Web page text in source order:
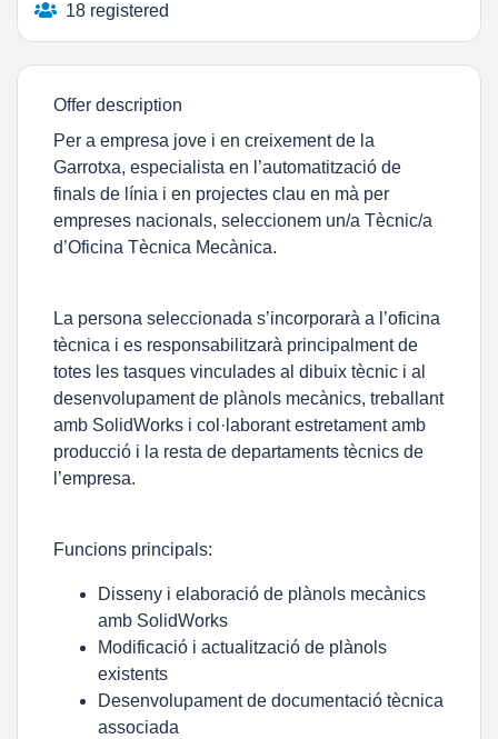
18 registered
Offer description
Per a empresa jove i en creixement de la
Garrotxa, especialista en l’automatització de
finals de línia i en projectes clau en mà per
empreses nacionals, seleccionem un/a Tècnic/a
d’Oficina Tècnica Mecànica.
La persona seleccionada s’incorporarà a l’oficina
tècnica i es responsabilitzarà principalment de
totes les tasques vinculades al dibuix tècnic i al
desenvolupament de plànols mecànics, treballant
amb SolidWorks i col·laborant estretament amb
producció i la resta de departaments tècnics de
l’empresa.
Funcions principals:
Disseny i elaboració de plànols mecànics
amb SolidWorks
Modificació i actualització de plànols
existents
Desenvolupament de documentació tècnica
associada